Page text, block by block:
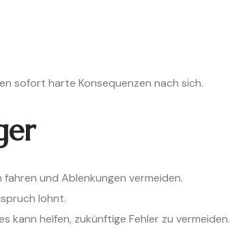
sofort harte Konsequenzen nach sich.
und Ablenkungen vermeiden.
lohnt.
kann helfen, zukünftige Fehler zu vermeiden.